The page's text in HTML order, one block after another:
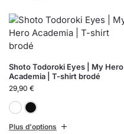
Shoto Todoroki Eyes | My Hero
Academia | T-shirt brodé
29,90 €
Plus d'options